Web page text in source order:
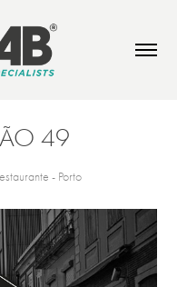
49
- Porto